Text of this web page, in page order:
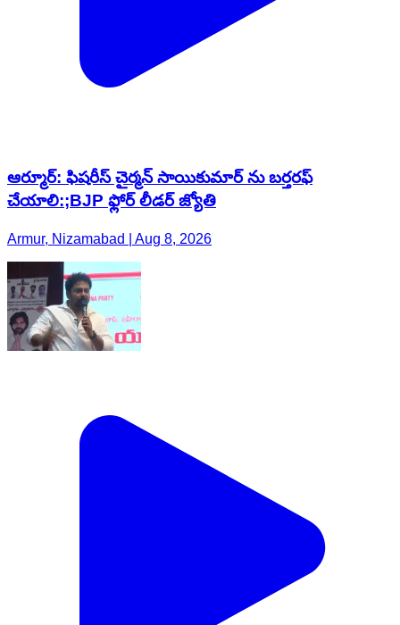
ఆర్మూర్: ఫిషరీస్ చైర్మన్ సాయికుమార్ ను బర్తరఫ్
చేయాలి:;BJP ఫ్లోర్ లీడర్ జ్యోతి
Armur, Nizamabad | Aug 8, 2026